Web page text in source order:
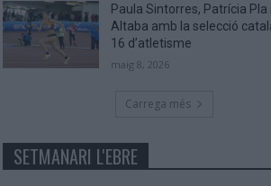
Paula Sintorres, Patrícia Pla
Altaba amb la selecció
16 d’atletisme
maig 8, 2026
Carrega més
SETMANARI L'EBRE